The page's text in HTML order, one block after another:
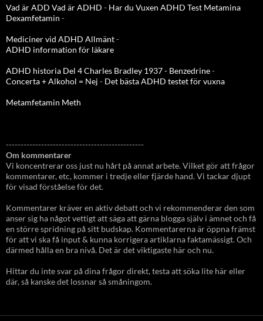
Vad är ADD Vad är ADHD - Har du Vuxen ADHD Test Metamina
Dexamfetamin -
Mediciner vid ADHD Allmänt-
ADHD information för läkare
ADHD historia Del 4 Charles Bradley 1937 - Benzedrine-
Concerta + Alkohol = Nej - Det bästa ADHD testet för vuxna
Metamfetamin Meth
-----------------------------------------------
Om kommentarer
Vi koncentrerar oss just nu hårt på annat arbete. Vilket gör att frågor
kommentarer, etc, kommer i tredje eller fjärde hand. Vi tackar djupt
för visad förståelse för det.
Kommentarer kräver en aktiv debatt och vi rekommenderar den som
anser sig ha något vettigt att säga att gärna blogga själv i ämnet och få
en större spridning på sitt budskap. Kommentarerna är öppna främst
för att vi ska få input & kunna korrigera artiklarna faktamässigt. Och
därmed hålla en bra nivå. Det är det viktigaste här och nu.
Hittar du inte svar på dina frågor direkt, testa att söka lite här eller
där, så kanske det lossnar så småningom.